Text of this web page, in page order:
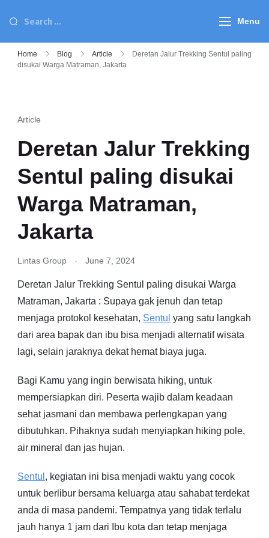
Menu
Home Blog Article
Deretan Jalur Trekking Sentul paling
disukai Warga Matraman, Jakarta
Article
Deretan Jalur Trekking
Sentul paling disukai
Warga Matraman,
Jakarta
Lintas Group June 7, 2024
Deretan Jalur Trekking Sentul paling disukai Warga
Matraman, Jakarta : Supaya gak jenuh dan tetap
menjaga protokol kesehatan, Sentul yang satu langkah
dari area bapak dan ibu bisa menjadi alternatif wisata
lagi, selain jaraknya dekat hemat biaya juga.
Bagi Kamu yang ingin berwisata hiking, untuk
mempersiapkan diri. Peserta wajib dalam keadaan
sehat jasmani dan membawa perlengkapan yang
dibutuhkan. Pihaknya sudah menyiapkan hiking pole,
air mineral dan jas hujan.
Sentul , kegiatan ini bisa menjadi waktu yang cocok
untuk berlibur bersama keluarga atau sahabat terdekat
anda di masa pandemi. Tempatnya yang tidak terlalu
jauh hanya 1 jam dari Ibu kota dan tetap menjaga